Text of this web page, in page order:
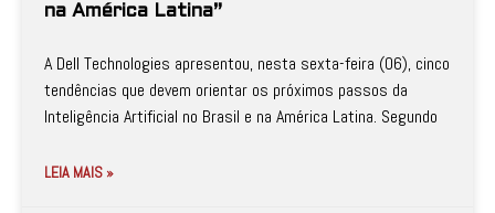
na América Latina”
A Dell Technologies apresentou, nesta sexta-feira (06), cinco
tendências que devem orientar os próximos passos da
Inteligência Artificial no Brasil e na América Latina. Segundo
LEIA MAIS »